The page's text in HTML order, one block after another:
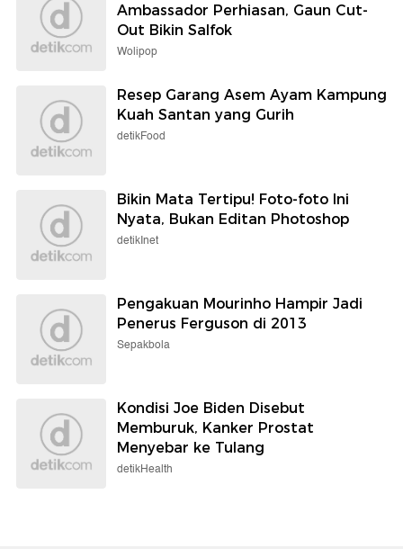
Ambassador Perhiasan, Gaun Cut-
Out Bikin Salfok
Wolipop
Resep Garang Asem Ayam Kampung
Kuah Santan yang Gurih
detikFood
Bikin Mata Tertipu! Foto-foto Ini
Nyata, Bukan Editan Photoshop
detikInet
Pengakuan Mourinho Hampir Jadi
Penerus Ferguson di 2013
Sepakbola
Kondisi Joe Biden Disebut
Memburuk, Kanker Prostat
Menyebar ke Tulang
detikHealth